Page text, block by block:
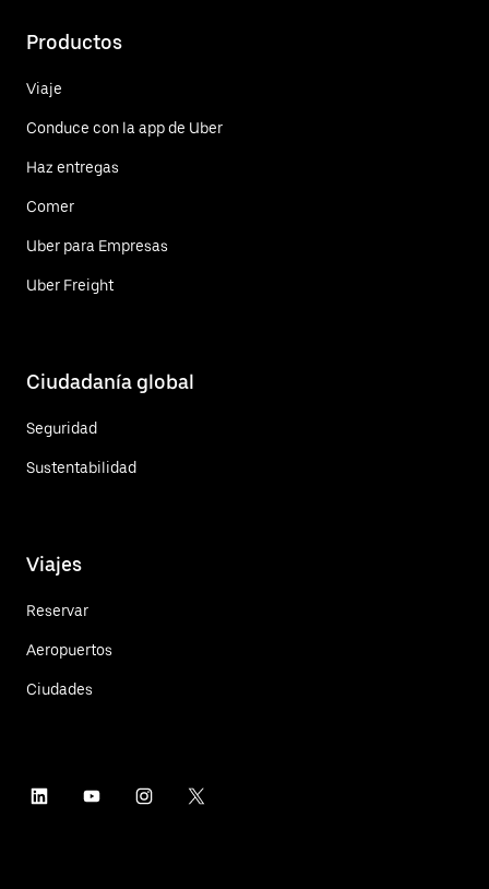
Productos
Viaje
Conduce con la app de Uber
Haz entregas
Comer
Uber para Empresas
Uber Freight
Ciudadanía global
Seguridad
Sustentabilidad
Viajes
Reservar
Aeropuertos
Ciudades